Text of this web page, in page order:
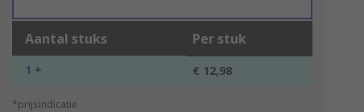
Aantal stuks Per stuk
1 + € 12,98
*prijsindicatie